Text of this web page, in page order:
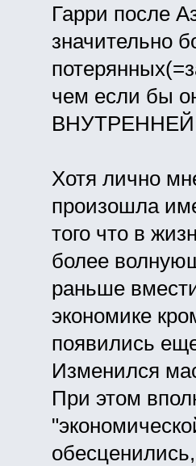
Гарри после
значительно
чем если бы
Хотя лично
произошла
того что в
более
раньше
экономике
появились
Изменился
При этом